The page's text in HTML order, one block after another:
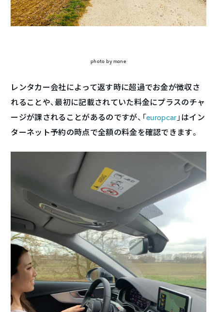
photo by mone
レンタカー会社によって返す時に超過でお金が徴収さ
れることや、最初に記載されていた料金にプラスのチャ
ージが課されることがあるのですが、「europcar」はイン
ターネット予約の時点で全額の料金を確認できます。